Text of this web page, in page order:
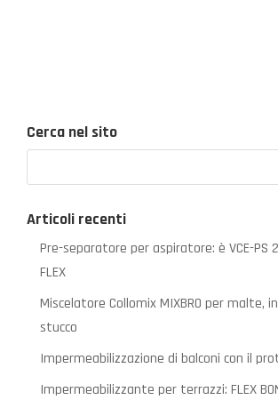
Cerca nel sito
Articoli recenti
Pre-separatore per aspiratore: è VCE-PS
FLEX
Miscelatore Collomix MIXBRO per malte,
stucco
Impermeabilizzazione di balconi con il
Impermeabilizzante per terrazzi: FLEX